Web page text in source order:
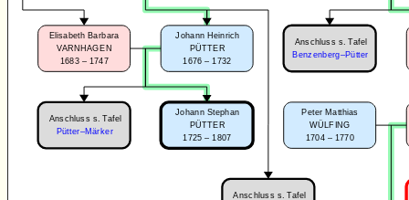
Anschluss s. Tafel
Johann Stephan
PÜTTER
1725 – 1807
Johann Heinrich
PÜTTER
1676 – 1732
Elisabeth Barbara
VARNHAGEN
1683 – 1747
Anschluss s. Tafel
Benzenberg–Pütter
Anschluss s. Tafel
Pütter–Märker
Peter Matthias
WÜLFING
1704 – 1770